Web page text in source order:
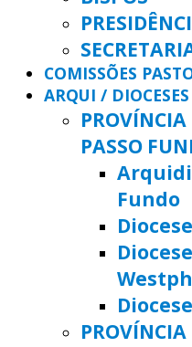
COMISSÕES
ARQUI / DIOCESES
PROVÍNCIA
PASSO
Fundo
PROVÍNCIA